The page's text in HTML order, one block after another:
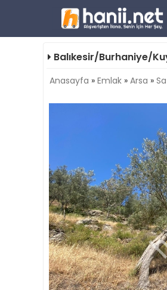
Balıkesir/Burhaniye/
Anasayfa » Emlak » Arsa »